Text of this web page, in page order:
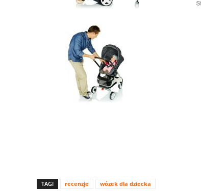
TAGI recenzje wózek dla dziecka